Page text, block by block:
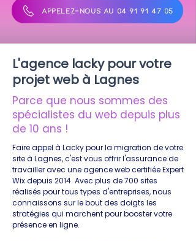
APPELEZ-NOUS AU 04 91 91 47 05
L'agence lacky pour votre
projet web à Lagnes
Parce que nous sommes des
spécialistes du web depuis plus
de 10 ans !
Faire appel à Lacky pour la migration de votre
site à Lagnes, c'est vous offrir l'assurance de
travailler avec une agence web certifiée Expert
Wix depuis 2014. Avec plus de 700 sites
réalisés pour tous types d'entreprises, nous
connaissons sur le bout des doigts les
stratégies qui marchent pour booster votre
présence en ligne.